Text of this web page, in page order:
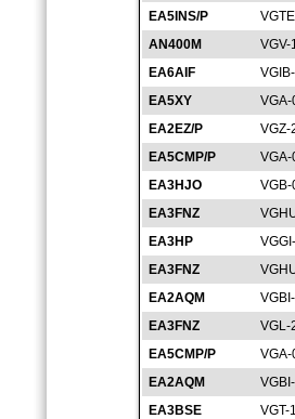
EA5INS/P
AN400M
VGV-
EA6AIF
EA5XY
EA2EZ/P
VGZ-
EA5CMP/P
EA3HJO
EA3FNZ
EA3HP
EA3FNZ
EA2AQM
EA3FNZ
VGL-
EA5CMP/P
EA2AQM
EA3BSE
VGT-